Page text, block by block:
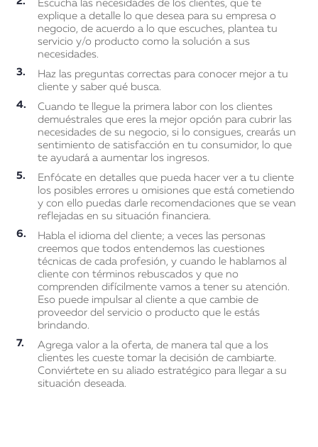
Escucha las necesidades de los clientes, que te
explique a detalle lo que desea para su empresa o
negocio, de acuerdo a lo que escuches, plantea tu
servicio y/o producto como la solución a sus
necesidades.
Haz las preguntas correctas para conocer mejor a tu
cliente y saber qué busca.
Cuando te llegue la primera labor con los clientes
demuéstrales que eres la mejor opción para cubrir las
necesidades de su negocio, si lo consigues, crearás un
sentimiento de satisfacción en tu consumidor, lo que
te ayudará a aumentar los ingresos.
Enfócate en detalles que pueda hacer ver a tu cliente
los posibles errores u omisiones que está cometiendo
y con ello puedas darle recomendaciones que se vean
reflejadas en su situación financiera.
Habla el idioma del cliente; a veces las personas
creemos que todos entendemos las cuestiones
técnicas de cada profesión, y cuando le hablamos al
cliente con términos rebuscados y que no
comprenden difícilmente vamos a tener su atención.
Eso puede impulsar al cliente a que cambie de
proveedor del servicio o producto que le estás
brindando.
Agrega valor a la oferta, de manera tal que a los
clientes les cueste tomar la decisión de cambiarte.
Conviértete en su aliado estratégico para llegar a su
situación deseada.